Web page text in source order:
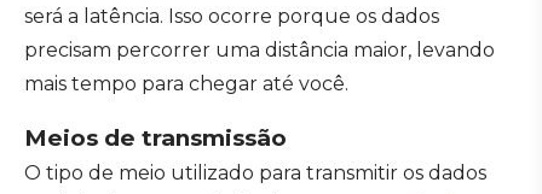
será a latência. Isso ocorre porque os dados
precisam percorrer uma distância maior, levando
mais tempo para chegar até você.
Meios de transmissão
O tipo de meio utilizado para transmitir os dados